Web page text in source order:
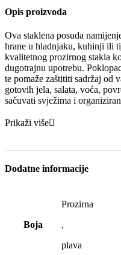
Opis proizvoda
Ova staklena posuda
hrane u hladnjaku, kuhinji ili
kvalitetnog prozirnog stakla
dugotrajnu upotrebu.
te pomaže zaštititi sadržaj od
gotovih jela, salata, voća,
sačuvati svježima i
Prikaži više
Dodatne informacije
Boja
Prozirna
,
plava